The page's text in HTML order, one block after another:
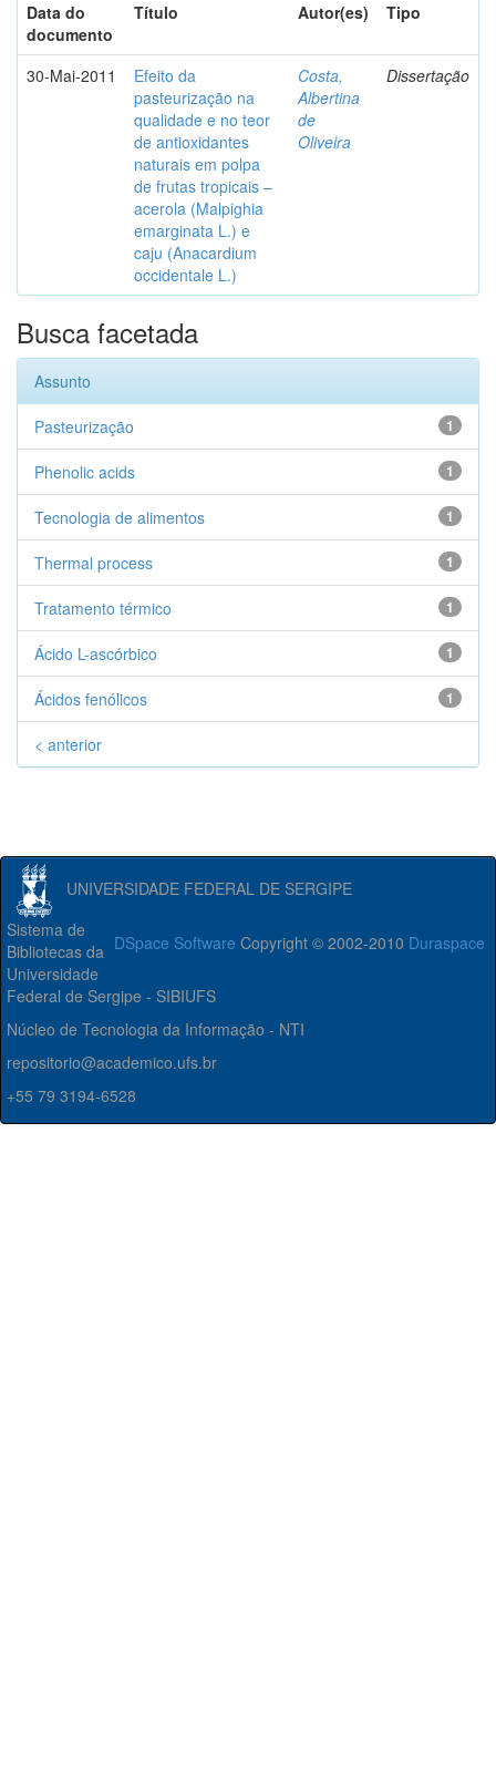
Data do
documento
Título Autor(es) Tipo
30-Mai-2011
Efeito da
pasteurização na
qualidade e no teor
de antioxidantes
naturais em polpa
de frutas tropicais –
acerola (Malpighia
emarginata L.) e
caju (Anacardium
occidentale L.)
Costa,
Albertina
de
Oliveira
Dissertação
Busca facetada
Assunto
1
Pasteurização
1
Phenolic acids
1
Tecnologia de alimentos
1
Thermal process
1
Tratamento térmico
1
Ácido L-ascórbico
1
Ácidos fenólicos
< anterior
UNIVERSIDADE FEDERAL DE SERGIPE
DSpace Software Copyright © 2002-2010 Duraspace
Sistema de
Bibliotecas da
Universidade
Federal de Sergipe - SIBIUFS
Núcleo de Tecnologia da Informação - NTI
repositorio@academico.ufs.br
+55 79 3194-6528